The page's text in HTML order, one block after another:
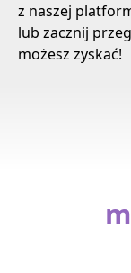
z naszej
lub zacznij
możesz zyskać!